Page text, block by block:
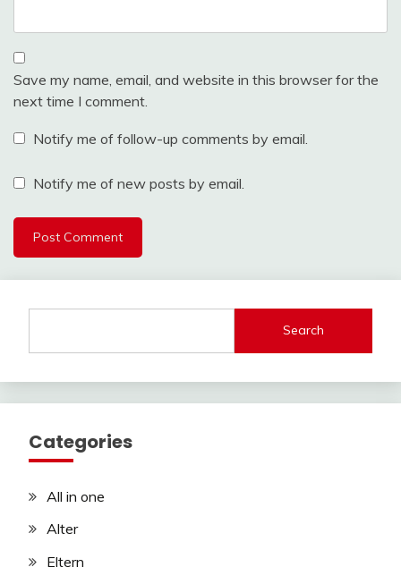
Save my name, email, and website in this browser for the
next time I comment.
Notify me of follow-up comments by email.
Notify me of new posts by email.
Search
Categories
All in one
Alter
Eltern